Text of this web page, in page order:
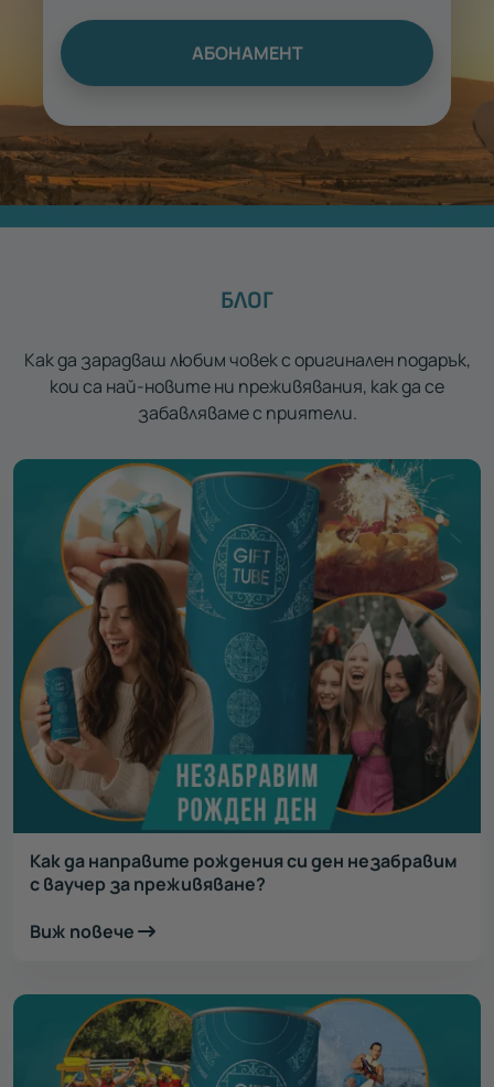
АБОНАМЕНТ
БЛОГ
Как да зарадваш любим човек с оригинален подарък,
кои са най-новите ни преживявания, как да се
забавляваме с приятели.
Как да направите рождения си ден незабравим
с ваучер за преживяване?
Виж повече